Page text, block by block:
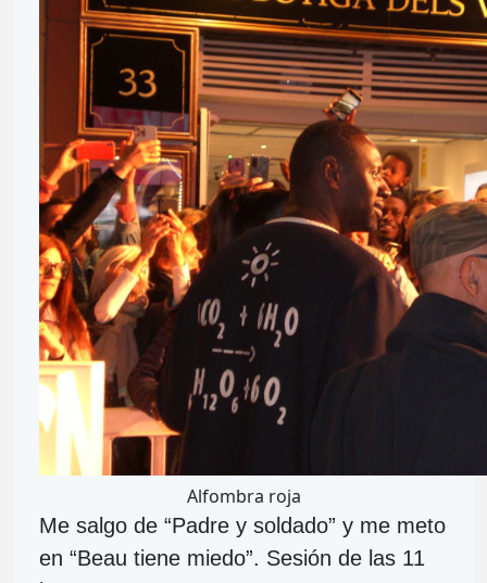
Alfombra roja
Me salgo de “Padre y soldado” y me meto
en “Beau tiene miedo”. Sesión de las 11